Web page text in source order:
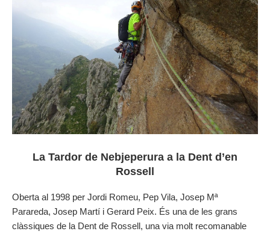
La Tardor de Nebjeperura a la Dent d’en
Rossell
Oberta al 1998 per Jordi Romeu, Pep Vila, Josep Mª
Parareda, Josep Martí i Gerard Peix. És una de les grans
clàssiques de la Dent de Rossell, una via molt recomanable